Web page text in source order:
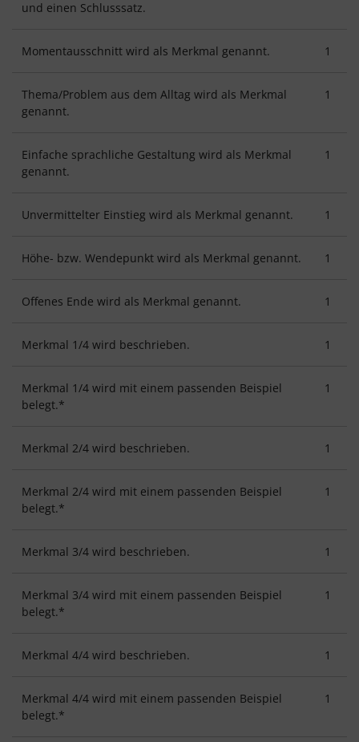
und einen Schlusssatz.
Momentausschnitt wird als Merkmal genannt. 1
Thema/Problem aus dem Alltag wird als Merkmal
genannt.
1
Einfache sprachliche Gestaltung wird als Merkmal
genannt.
1
Unvermittelter Einstieg wird als Merkmal genannt. 1
Höhe- bzw. Wendepunkt wird als Merkmal genannt. 1
Offenes Ende wird als Merkmal genannt. 1
Merkmal 1/4 wird beschrieben. 1
Merkmal 1/4 wird mit einem passenden Beispiel
belegt.*
1
Merkmal 2/4 wird beschrieben. 1
Merkmal 2/4 wird mit einem passenden Beispiel
belegt.*
1
Merkmal 3/4 wird beschrieben. 1
Merkmal 3/4 wird mit einem passenden Beispiel
belegt.*
1
Merkmal 4/4 wird beschrieben. 1
Merkmal 4/4 wird mit einem passenden Beispiel
belegt.*
1